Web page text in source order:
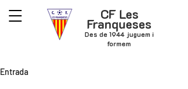
CF Les
Franqueses
Des de 1944 juguem i
formem
Entrada